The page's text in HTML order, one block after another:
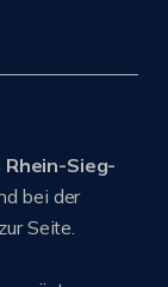
Rhein-Sieg-
bei der
Seite.